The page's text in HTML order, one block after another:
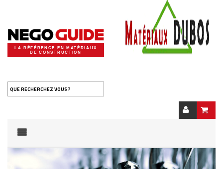
LA RÉFÉRENCE EN MATÉRIAUX
DE CONSTRUCTION
QUE RECHERCHEZ VOUS ?